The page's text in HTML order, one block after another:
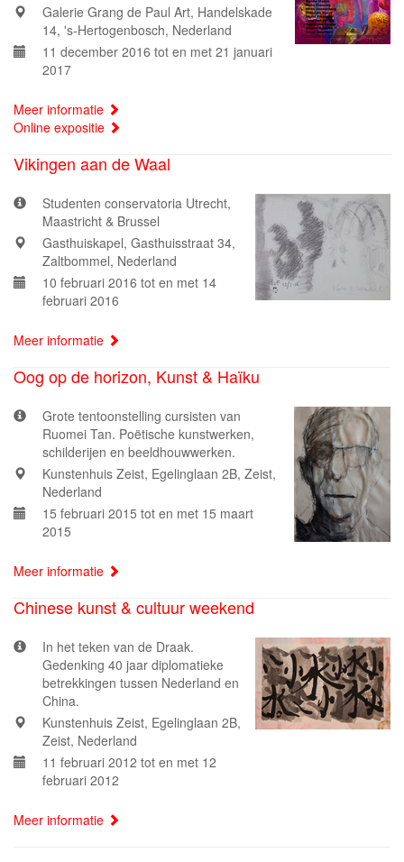
Galerie Grang de Paul Art, Handelskade
14, 's-Hertogenbosch, Nederland
11 december 2016 tot en met 21 januari
2017
Meer informatie
Online expositie
Vikingen aan de Waal
Studenten conservatoria Utrecht,
Maastricht & Brussel
Gasthuiskapel, Gasthuisstraat 34,
Zaltbommel, Nederland
10 februari 2016 tot en met 14
februari 2016
Meer informatie
Oog op de horizon, Kunst & Haïku
Grote tentoonstelling cursisten van
Ruomei Tan. Poëtische kunstwerken,
schilderijen en beeldhouwwerken.
Kunstenhuis Zeist, Egelinglaan 2B, Zeist,
Nederland
15 februari 2015 tot en met 15 maart
2015
Meer informatie
Chinese kunst & cultuur weekend
In het teken van de Draak.
Gedenking 40 jaar diplomatieke
betrekkingen tussen Nederland en
China.
Kunstenhuis Zeist, Egelinglaan 2B,
Zeist, Nederland
11 februari 2012 tot en met 12
februari 2012
Meer informatie